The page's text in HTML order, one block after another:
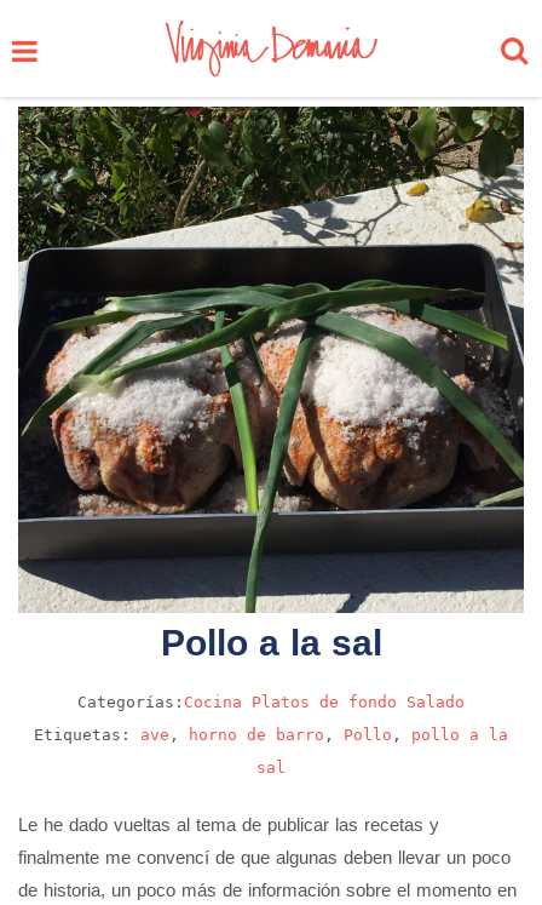
Pollo a la sal
Categorías: Cocina Platos de fondo
Salado
Etiquetas: ave , horno de barro , Pollo , pollo a la
sal
Le he dado vueltas al tema de publicar las recetas y
finalmente me convencí de que algunas deben llevar un poco
de historia, un poco más de información sobre el momento en